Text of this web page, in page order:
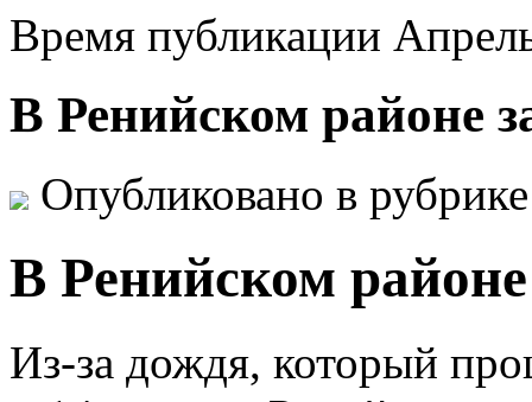
Время публикации
В Ренийском районе
Опубликовано в
В Ренийском
Из-за дождя, который